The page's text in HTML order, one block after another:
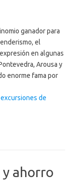
ganador para
el
en algunas
Arousa y
enorme fama por
excursiones de
ahorro